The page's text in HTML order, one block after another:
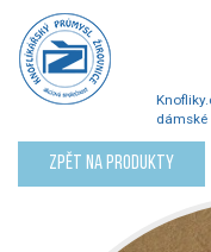
dámské
Zpět na produkty